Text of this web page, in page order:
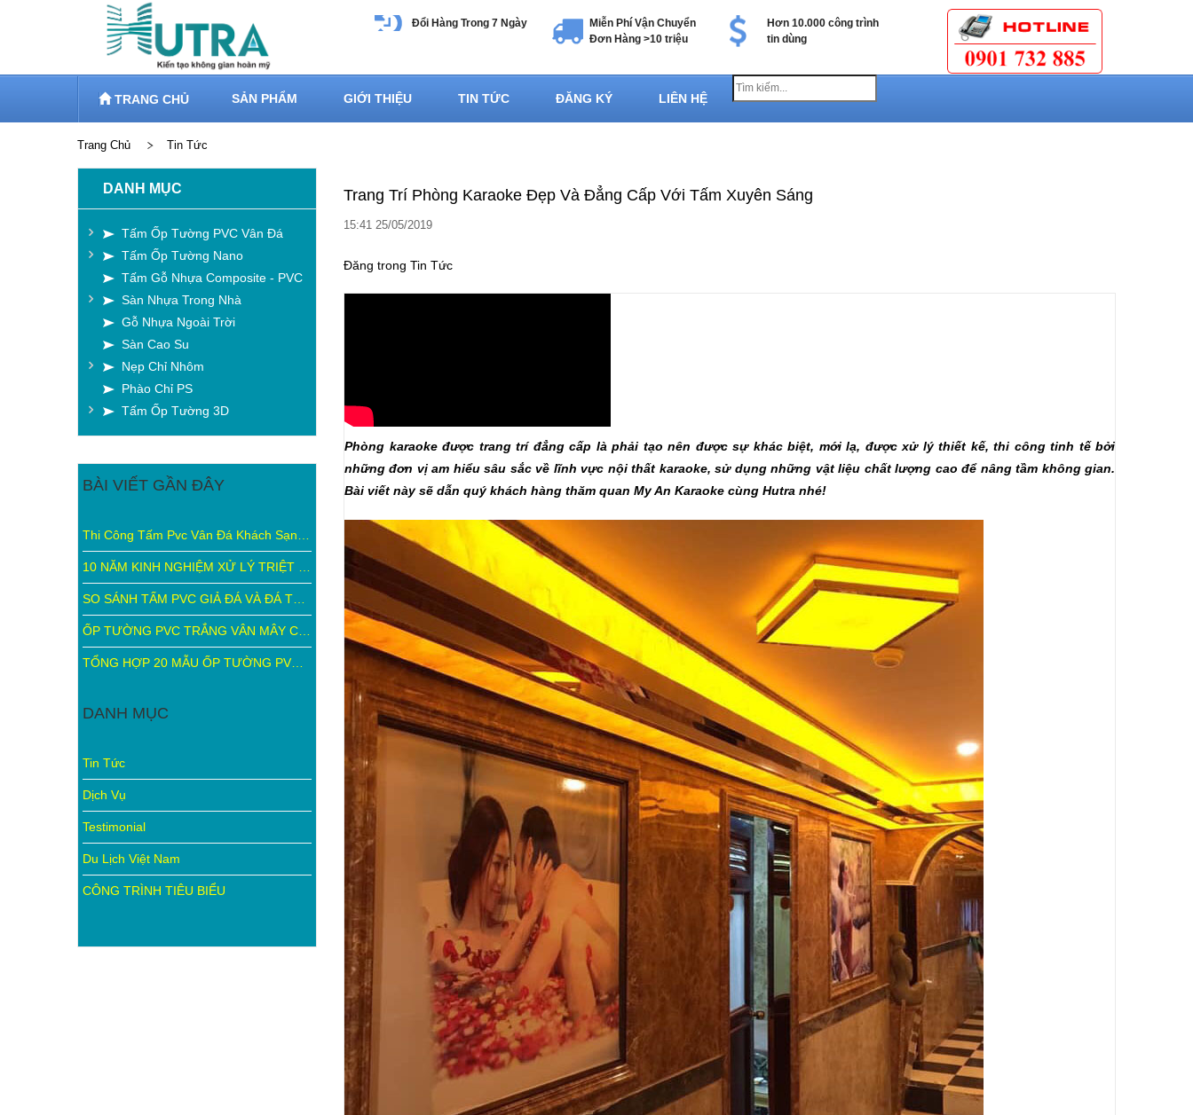
Đổi Hàng Trong 7 Ngày
Miễn Phí Vận Chuyển
Đơn Hàng >10 triệu
Hơn 10.000 công trình
tin dùng
TRANG CHỦ SẢN PHẨM GIỚI THIỆU TIN TỨC ĐĂNG KÝ LIÊN HỆ
Trang Chủ Tin Tức
Trang Trí Phòng Karaoke Đẹp Và Đẳng Cấp Với Tấm Xuyên Sáng
15:41 25/05/2019
Đăng trong Tin Tức
Phòng karaoke được trang trí đẳng cấp là phải tạo nên được sự khác biệt, mới lạ, được xử lý thiết kế, thi công tinh tế bởi
những đơn vị am hiểu sâu sắc về lĩnh vực nội thất karaoke, sử dụng những vật liệu chất lượng cao để nâng tầm không gian.
Bài viết này sẽ dẫn quý khách hàng thăm quan My An Karaoke cùng Hutra nhé!
DANH MỤC
Tấm Ốp Tường PVC Vân Đá
Tấm Ốp Tường Nano
Tấm Gỗ Nhựa Composite - PVC
Sàn Nhựa Trong Nhà
Gỗ Nhựa Ngoài Trời
Sàn Cao Su
Nẹp Chỉ Nhôm
Phào Chỉ PS
Tấm Ốp Tường 3D
BÀI VIẾT GẦN ĐÂY
TỔNG HỢP 20 MẪU ỐP TƯỜNG PVC 3D ĐƯỢC ƯA CHUÔNG NHẤT
DANH MỤC
Tin Tức
Dịch Vụ
Testimonial
Du Lịch Việt Nam
CÔNG TRÌNH TIÊU BIỂU